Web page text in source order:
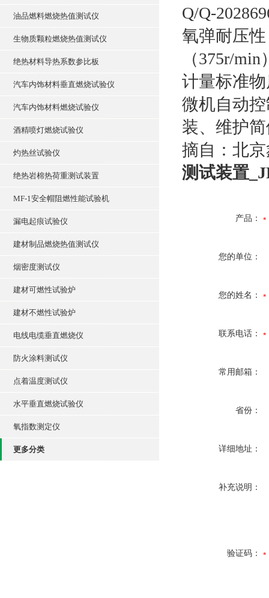
油品燃料燃烧热值测试仪
生物质颗粒燃烧热值测试仪
绝热材料导热系数参比板
汽车内饰材料垂直燃烧试验仪
汽车内饰材料燃烧试验仪
酒精喷灯燃烧试验仪
灼热丝试验仪
绝热岩棉热荷重测试装置
MF-1安全帽阻燃性能试验机
漏电起痕试验仪
建材制品燃烧热值测试仪
烟密度测试仪
建材可燃性试验炉
建材不燃性试验炉
电线电缆垂直燃烧仪
防火涂料测试仪
点着温度测试仪
水平垂直燃烧试验仪
氧指数测定仪
更多分类
Q/Q-
氧弹耐压
（375r/min
计量标准
微机自动
装、维护
摘自：北
测试装置
产品：
您的单位：
您的姓名：
联系电话：
常用邮箱：
省份：
详细地址：
补充说明：
验证码：